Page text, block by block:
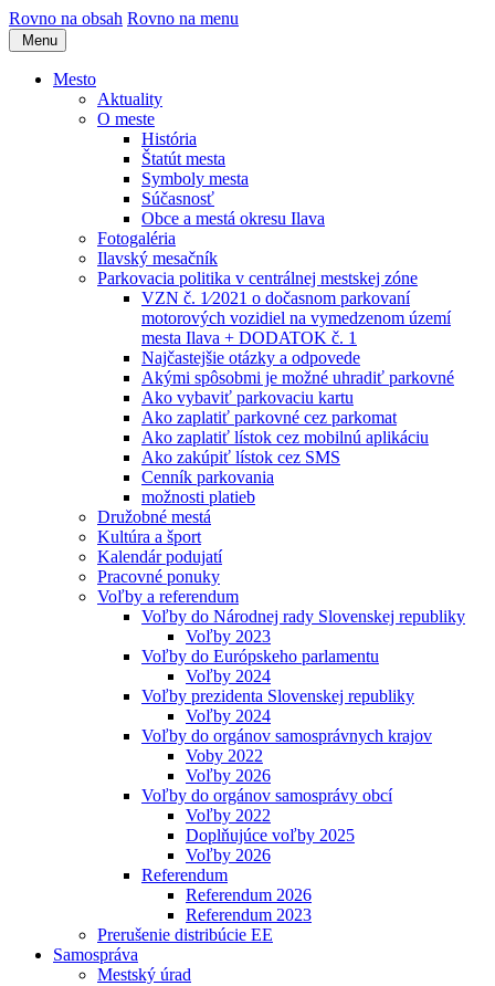
Rovno na obsah Rovno na menu
Menu
Mesto
Aktuality
O meste
História
Štatút mesta
Symboly mesta
Súčasnosť
Obce a mestá okresu Ilava
Fotogaléria
Ilavský mesačník
Parkovacia politika v centrálnej mestskej zóne
VZN č. 1⁄2021 o dočasnom parkovaní
motorových vozidiel na vymedzenom území
mesta Ilava + DODATOK č. 1
Najčastejšie otázky a odpovede
Akými spôsobmi je možné uhradiť parkovné
Ako vybaviť parkovaciu kartu
Ako zaplatiť parkovné cez parkomat
Ako zaplatiť lístok cez mobilnú aplikáciu
Ako zakúpiť lístok cez SMS
Cenník parkovania
možnosti platieb
Družobné mestá
Kultúra a šport
Kalendár podujatí
Pracovné ponuky
Voľby a referendum
Voľby do Národnej rady Slovenskej republiky
Voľby 2023
Voľby do Európskeho parlamentu
Voľby 2024
Voľby prezidenta Slovenskej republiky
Voľby 2024
Voľby do orgánov samosprávnych krajov
Voby 2022
Voľby 2026
Voľby do orgánov samosprávy obcí
Voľby 2022
Doplňujúce voľby 2025
Voľby 2026
Referendum
Referendum 2026
Referendum 2023
Prerušenie distribúcie EE
Samospráva
Mestský úrad